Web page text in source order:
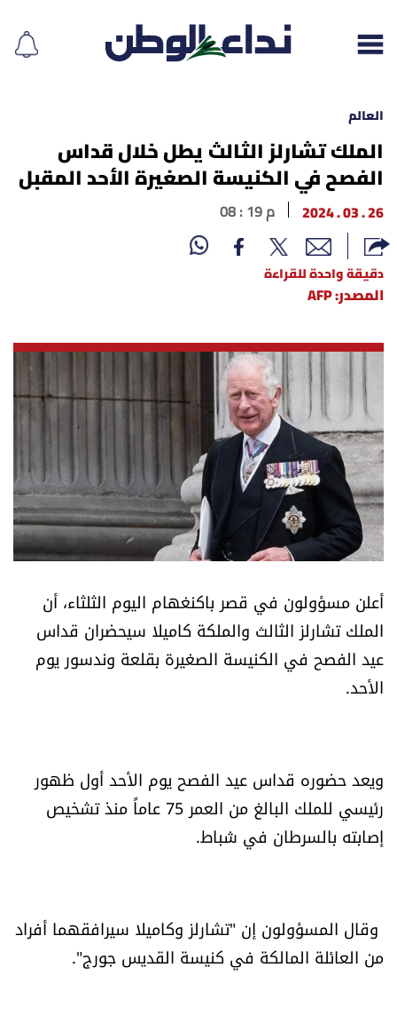
إقرأ الجريدة
لبنان
الغلاف
أسرار
متفرقات
نداء القرّاء
خاص الموقع
كتّابنا
تحت المجهر
العالم
ثقافة وفنون
فصل من كتاب
العالم
الملك تشارلز الثالث يطل خلال قداس
الفصح في الكنيسة الصغيرة الأحد المقبل
26 . 03 . 2024 08 : 19 م
دقيقة واحدة للقراءة
المصدر: AFP
أعلن مسؤولون في قصر باكنغهام اليوم الثلثاء، أن
الملك تشارلز الثالث والملكة كاميلا سيحضران قداس
عيد الفصح في الكنيسة الصغيرة بقلعة وندسور يوم
الأحد.
ويعد حضوره قداس عيد الفصح يوم الأحد أول ظهور
رئيسي للملك البالغ من العمر 75 عاماً منذ تشخيص
إصابته بالسرطان في شباط.
وقال المسؤولون إن "تشارلز وكاميلا سيرافقهما أفراد
من العائلة المالكة في كنيسة القديس جورج".